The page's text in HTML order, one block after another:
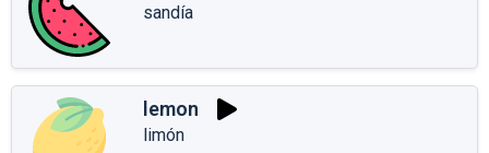
sandía
lemon
limón